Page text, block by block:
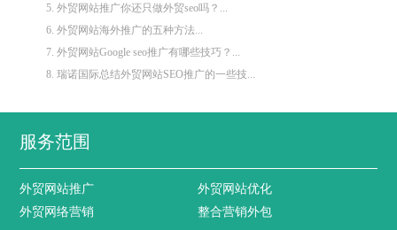
5. 外贸网站推广你还只做外贸seo吗？...
6. 外贸网站海外推广的五种方法...
7. 外贸网站Google seo推广有哪些技巧？...
8. 瑞诺国际总结外贸网站SEO推广的一些技...
服务范围
外贸网站推广
外贸网站优化
外贸网络营销
整合营销外包